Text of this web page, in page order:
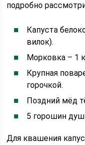
подробно
Капуста
вилок).
Морковка – 1
Крупная
горочкой.
Поздний мёд
5 горошин
Для квашения